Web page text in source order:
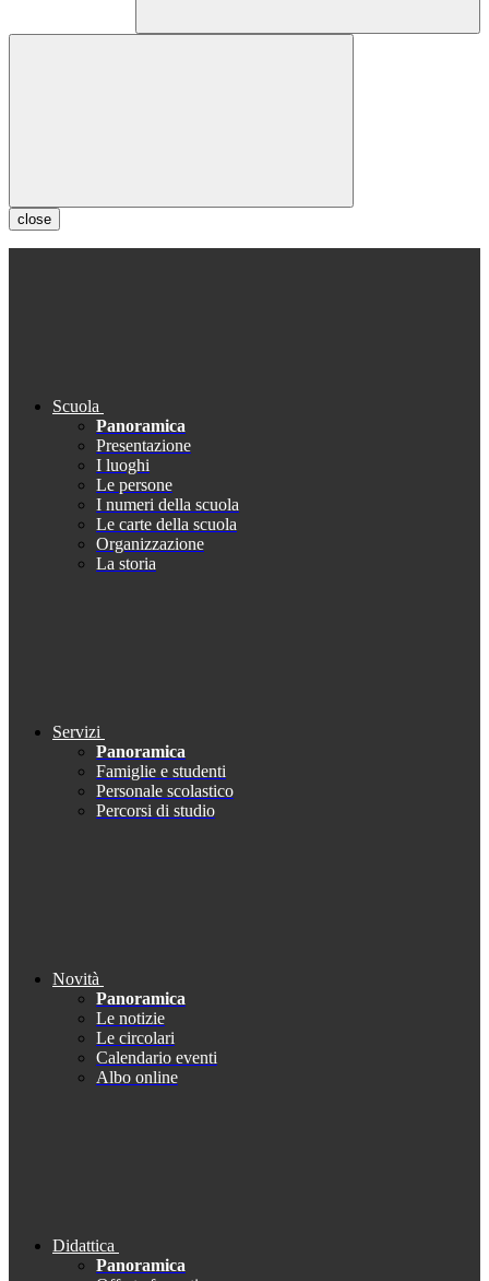
close
Scuola
Panoramica
Presentazione
I luoghi
Le persone
I numeri della scuola
Le carte della scuola
Organizzazione
La storia
Servizi
Panoramica
Famiglie e studenti
Personale scolastico
Percorsi di studio
Novità
Panoramica
Le notizie
Le circolari
Calendario eventi
Albo online
Didattica
Panoramica